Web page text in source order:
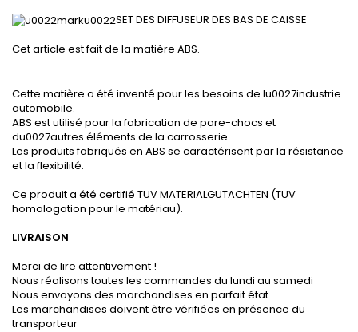
SET DES DIFFUSEUR DES BAS DE CAISSE
Cet article est fait de la matière ABS.
Cette matière a été inventé pour les besoins de lu0027industrie
automobile.
ABS est utilisé pour la fabrication de pare-chocs et
du0027autres éléments de la carrosserie.
Les produits fabriqués en ABS se caractérisent par la résistance
et la flexibilité.
Ce produit a été certifié TUV MATERIALGUTACHTEN (TUV
homologation pour le matériau).
LIVRAISON
Merci de lire attentivement !
Nous réalisons toutes les commandes du lundi au samedi
Nous envoyons des marchandises en parfait état
Les marchandises doivent être vérifiées en présence du
transporteur